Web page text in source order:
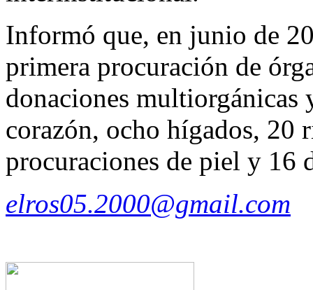
Informó que, en junio de
primera procuración de
donaciones multiorgánicas
corazón, ocho hígados, 20
procuraciones de piel y 16
elros05.2000@gmail.com